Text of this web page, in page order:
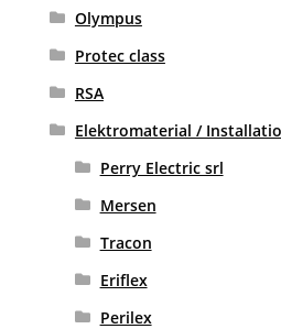
Olympus
Protec class
RSA
Elektromaterial /
Perry Electric srl
Mersen
Tracon
Eriflex
Perilex